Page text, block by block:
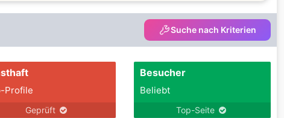
Suche nach Kriterien
Profile
Geprüft
Besucher
Beliebt
Top-Seite